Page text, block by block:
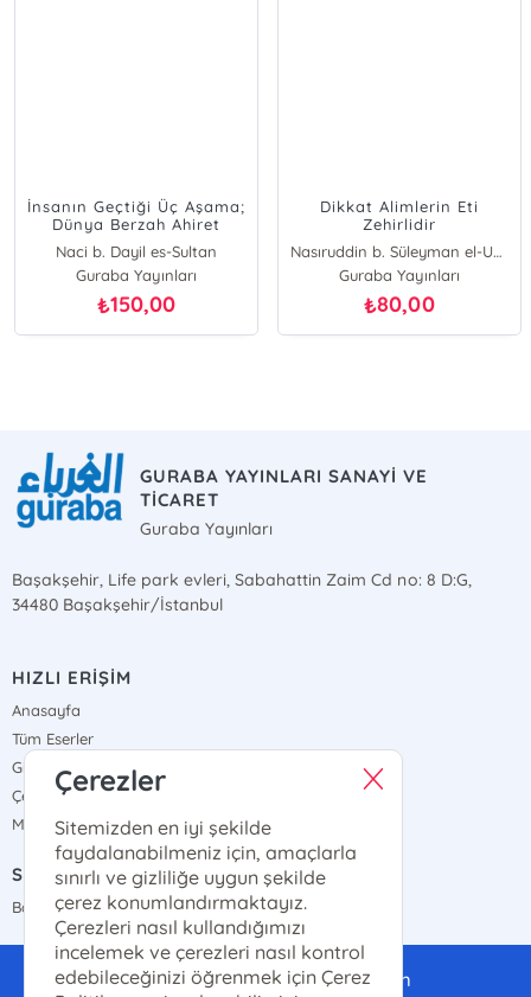
İnsanın Geçtiği Üç Aşama;
Dünya Berzah Ahiret
Naci b. Dayil es-Sultan
Guraba Yayınları
₺150,00
Dikkat Alimlerin Eti
Zehirlidir
Nasıruddin b. Süleyman el-Umer
Guraba Yayınları
₺80,00
GURABA YAYINLARI SANAYİ VE
TİCARET
Guraba Yayınları
Başakşehir, Life park evleri, Sabahattin Zaim Cd no: 8 D:G,
34480 Başakşehir/İstanbul
HIZLI ERİŞİM
Anasayfa
Tüm Eserler
Gizlilik Sözleşmesi
Çerez Politikası
Mesafeli Satış Sözleşmesi
SATIŞ NOKTALARIMIZ
Bayi Haritamız
gurabayayinlari@gmail.com
Çerezler
Sitemizden en iyi şekilde
faydalanabilmeniz için, amaçlarla
sınırlı ve gizliliğe uygun şekilde
çerez konumlandırmaktayız.
Çerezleri nasıl kullandığımızı
incelemek ve çerezleri nasıl kontrol
edebileceğinizi öğrenmek için Çerez